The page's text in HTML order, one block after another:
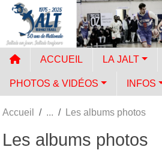
ACCUEIL LA JALT
PHOTOS & VIDÉOS INFOS
Accueil Les albums photos
Les albums photos
Panneau de gestion des cookies